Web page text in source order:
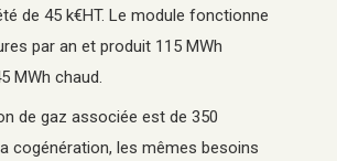
de 45 k€HT. Le module fonctionne
par an et produit 115 MWh
MWh chaud.
de gaz associée est de 350
cogénération, les mêmes besoins